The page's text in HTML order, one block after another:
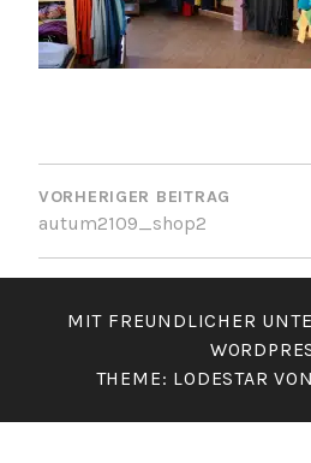
VORHERIGER BEITRAG
autum2109_shop2
MIT FREUNDLICHER
THEME: LODESTAR VON